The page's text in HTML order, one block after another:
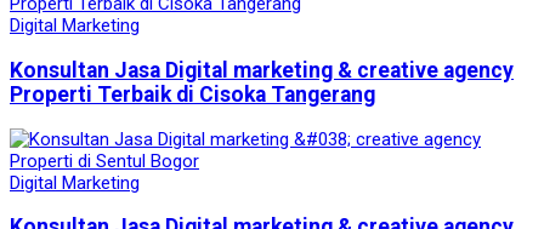
Digital Marketing
Konsultan Jasa Digital marketing & creative agency
Properti Terbaik di Cisoka Tangerang
Digital Marketing